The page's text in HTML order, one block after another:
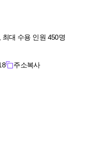
대 수용 인원 450명
주소복사